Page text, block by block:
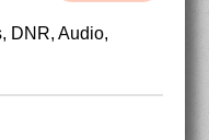
DNR, Audio,